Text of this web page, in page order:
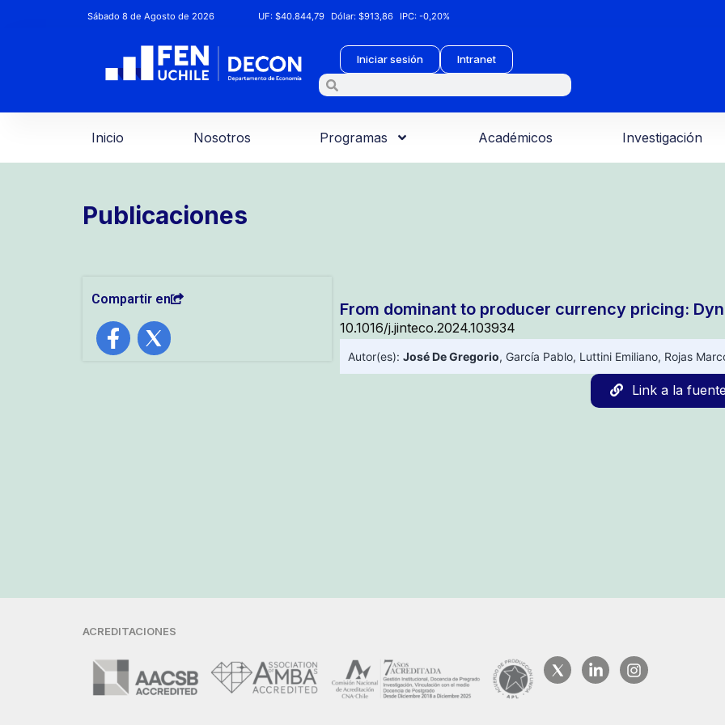
Sábado 8 de Agosto de 2026 UF:$40.844,79 Dólar:$913,86 IPC:-0,20%
Iniciar sesión Intranet
Inicio Nosotros Programas Académicos Investigación
Publicaciones
Compartir en
From dominant to producer currency pricing:
10.1016/j.jinteco.2024.103934
Autor(es): José De Gregorio, García Pablo, Luttini Emiliano, Rojas
Link a la
ACREDITACIONES